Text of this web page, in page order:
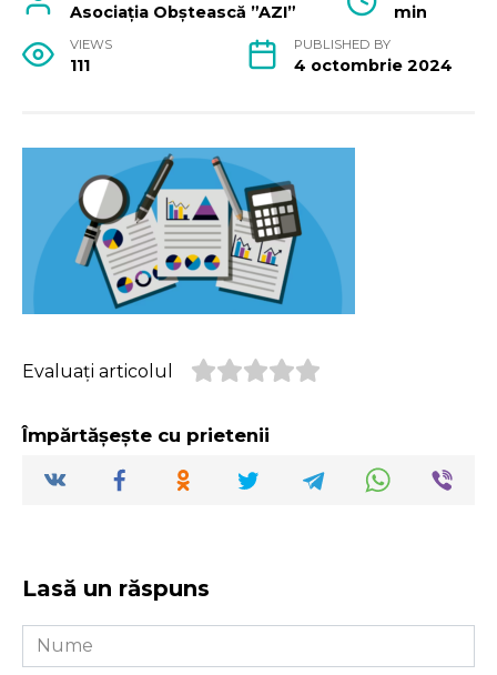
Asociația Obștească ”AZI” min
VIEWS
111
PUBLISHED BY
4 octombrie 2024
Evaluați articolul
Împărtășește cu prietenii
Lasă un răspuns
Nume
*